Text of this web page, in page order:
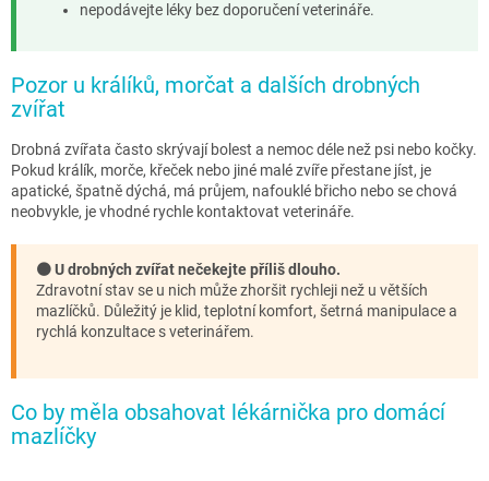
nepodávejte léky bez doporučení veterináře.
Pozor u králíků, morčat a dalších drobných
zvířat
Drobná zvířata často skrývají bolest a nemoc déle než psi nebo kočky.
Pokud králík, morče, křeček nebo jiné malé zvíře přestane jíst, je
apatické, špatně dýchá, má průjem, nafouklé břicho nebo se chová
neobvykle, je vhodné rychle kontaktovat veterináře.
🟠 U drobných zvířat nečekejte příliš dlouho.
Zdravotní stav se u nich může zhoršit rychleji než u větších
mazlíčků. Důležitý je klid, teplotní komfort, šetrná manipulace a
rychlá konzultace s veterinářem.
Co by měla obsahovat lékárnička pro domácí
mazlíčky